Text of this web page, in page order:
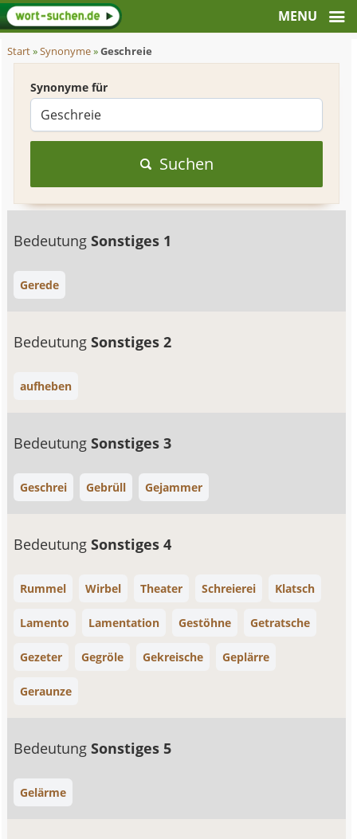
Start»Synonyme»Geschreie
Synonyme für
Suchen
BedeutungSonstiges 1
Gerede
BedeutungSonstiges 2
aufheben
BedeutungSonstiges 3
Geschrei Gebrüll Gejammer
BedeutungSonstiges 4
Rummel Wirbel Theater Schreierei Klatsch
Lamento Lamentation Gestöhne Getratsche
Gezeter Gegröle Gekreische Geplärre
Geraunze
BedeutungSonstiges 5
Gelärme